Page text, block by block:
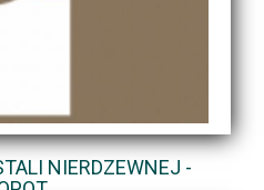
NIERDZEWNEJ -